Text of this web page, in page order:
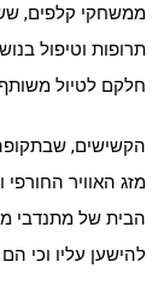
ממשחקי קלפים,
תרופות וטיפול
חלקם לטיול
הקשישים,
מזג האוויר
הבית של מתנדבי
להישען עליו וכי